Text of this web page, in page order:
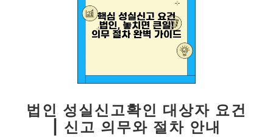
법인 성실신고확인 대상자 요건
| 신고 의무와 절차 안내